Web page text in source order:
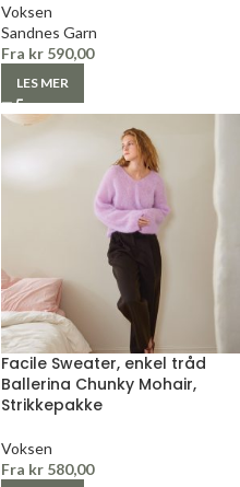
Voksen
Sandnes Garn
Fra kr 590,00
LES MER
Facile Sweater, enkel tråd
Ballerina Chunky Mohair,
Strikkepakke
Voksen
Fra kr 580,00